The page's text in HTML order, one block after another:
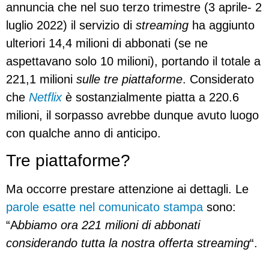
annuncia che nel suo terzo trimestre (3 aprile- 2
luglio 2022) il servizio di streaming ha aggiunto
ulteriori 14,4 milioni di abbonati (se ne
aspettavano solo 10 milioni), portando il totale a
221,1 milioni sulle tre piattaforme. Considerato
che Netflixè sostanzialmente piatta a 220.6
milioni, il sorpasso avrebbe dunque avuto luogo
con qualche anno di anticipo.
Tre piattaforme?
Ma occorre prestare attenzione ai dettagli. Le
parole esatte nel comunicato stampasono:
“Abbiamo ora 221 milioni di abbonati
considerando tutta la nostra offerta streaming“.